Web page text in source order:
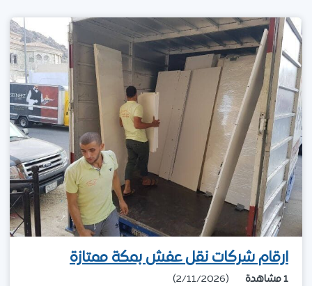
ارقام شركات نقل عفش بمكة ممتازة
1مشاهدة
(2/11/2026)